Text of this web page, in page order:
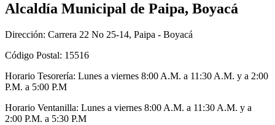
Alcaldía Municipal de Paipa, Boyacá
Dirección: Carrera 22 No 25-14, Paipa - Boyacá
Código Postal: 15516
Horario Tesorería: Lunes a viernes 8:00 A.M. a 11:30 A.M. y a 2:00
P.M. a 5:00 P.M
Horario Ventanilla: Lunes a viernes 8:00 A.M. a 11:30 A.M. y a
2:00 P.M. a 5:30 P.M